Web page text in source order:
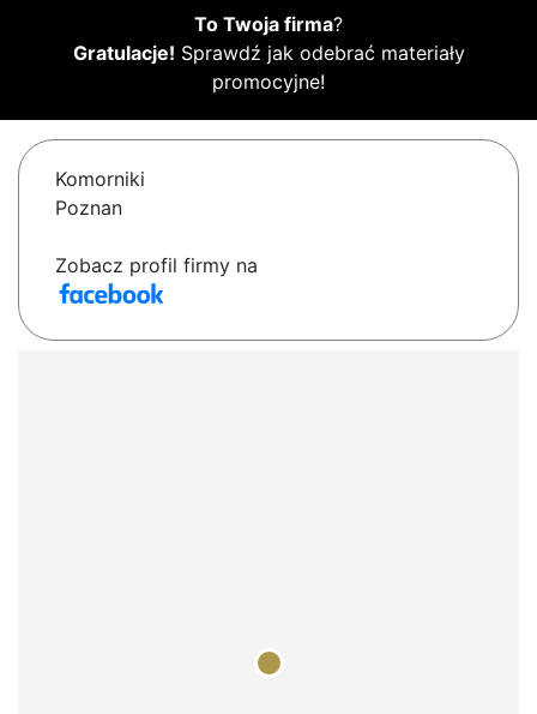
To Twoja firma?
Gratulacje! Sprawdź jak odebrać materiały
promocyjne!
Komorniki
Poznan
Zobacz profil firmy na